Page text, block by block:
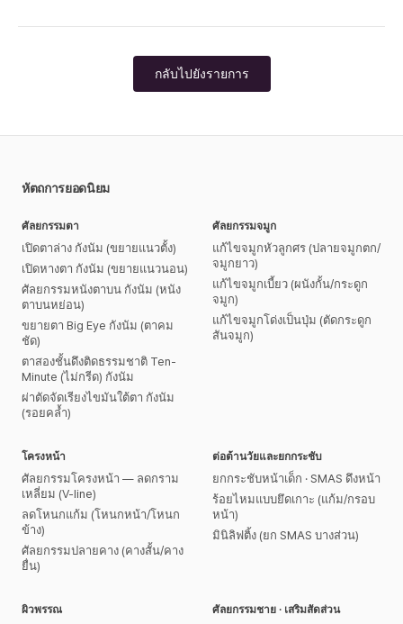
กลับไปยังรายการ
หัตถการยอดนิยม
ศัลยกรรมตา
เปิดตาล่าง กังนัม (ขยายแนวตั้ง)
เปิดหางตา กังนัม (ขยายแนวนอน)
ศัลยกรรมหนังตาบน กังนัม (หนัง
ตาบนหย่อน)
ขยายตา Big Eye กังนัม (ตาคม
ชัด)
ตาสองชั้นดึงติดธรรมชาติ Ten-
Minute (ไม่กรีด) กังนัม
ผ่าตัดจัดเรียงไขมันใต้ตา กังนัม
(รอยคล้ำ)
ศัลยกรรมจมูก
แก้ไขจมูกหัวลูกศร (ปลายจมูกตก/
จมูกยาว)
แก้ไขจมูกเบี้ยว (ผนังกั้น/กระดูก
จมูก)
แก้ไขจมูกโด่งเป็นปุ่ม (ตัดกระดูก
สันจมูก)
โครงหน้า
ศัลยกรรมโครงหน้า — ลดกราม
เหลี่ยม (V-line)
ลดโหนกแก้ม (โหนกหน้า/โหนก
ข้าง)
ศัลยกรรมปลายคาง (คางสั้น/คาง
ยื่น)
ต่อต้านวัยและยกกระชับ
ยกกระชับหน้าเด็ก · SMAS ดึงหน้า
ร้อยไหมแบบยึดเกาะ (แก้ม/กรอบ
หน้า)
มินิลิฟติ้ง (ยก SMAS บางส่วน)
ผิวพรรณ ศัลยกรรมชาย · เสริมสัดส่วน